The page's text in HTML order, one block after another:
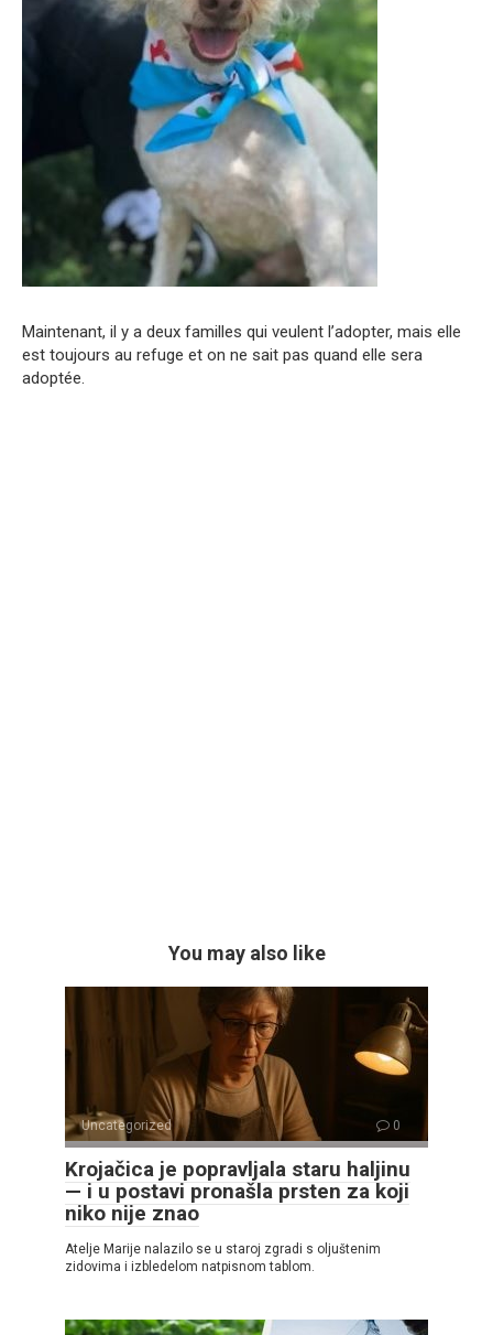
Maintenant, il y a deux familles qui veulent l’adopter, mais elle
est toujours au refuge et on ne sait pas quand elle sera
adoptée.
You may also like
Uncategorized 0
Krojačica je popravljala staru haljinu
— i u postavi pronašla prsten za koji
niko nije znao
Atelje Marije nalazilo se u staroj zgradi s oljuštenim
zidovima i izbledelom natpisnom tablom.